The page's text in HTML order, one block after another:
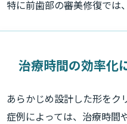
特に前歯部の審美修復では
治療時間の効率化
あらかじめ設計した形をク
症例によっては、治療時間